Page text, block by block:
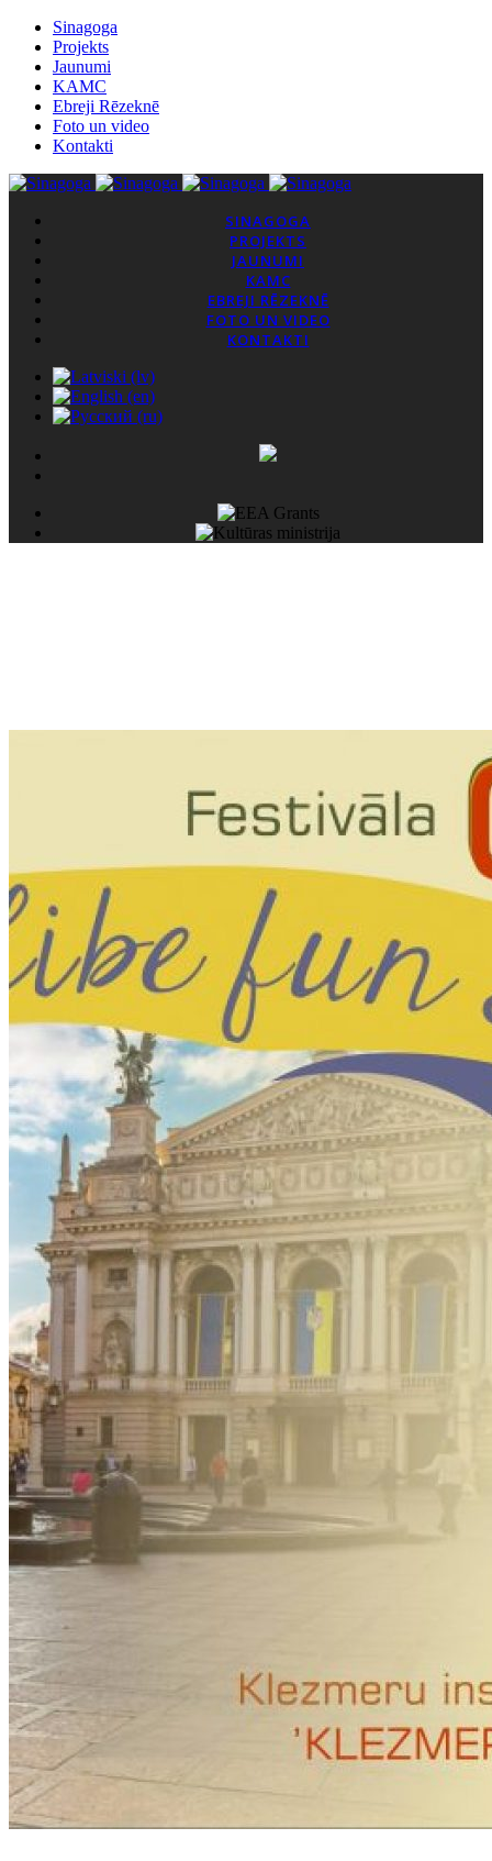
Sinagoga
Projekts
Jaunumi
KAMC
Ebreji Rēzeknē
Foto un video
Kontakti
SINAGOGA
PROJEKTS
JAUNUMI
KAMC
EBREJI RĒZEKNĒ
FOTO UN VIDEO
KONTAKTI